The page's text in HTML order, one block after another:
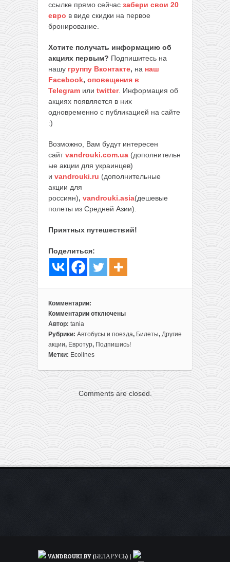
ссылке прямо сейчас забери свои 20
евро в виде скидки на первое
бронирование.
Хотите получать информацию об
акциях первым? Подпишитесь на
нашу группу Вконтакте, на наш
Facebook, оповещения в
Telegram или twitter. Информация об
акциях появляется в них
одновременно с публикацией на сайте
:)
Возможно, Вам будут интересен
сайтvandrouki.com.ua (дополнительн
ые акции для украинцев)
и vandrouki.ru (дополнительные
акции для
россиян), vandrouki.asia(дешевые
полеты из Средней Азии).
Приятных путешествий!
Поделиться:
Комментарии:
Комментарии
к
записи
Бастур:
из
в
Прагу
проживание
отеле
(3
дня)
всего
отключены
Автор: tania
Рубрики: Автобусы и поезда, Билеты, Другие
акции, Евротур, Подпишись!
Метки: Ecolines
Comments are closed.
VANDROUKI.BY (БЕЛАРУСЬ) |